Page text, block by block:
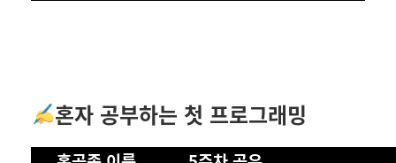
혼자 공부하는 첫 프로그래밍